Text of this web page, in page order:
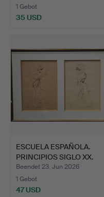
1 Gebot
35 USD
ESCUELA ESPAÑOLA.
PRINCIPIOS SIGLO XX.
Dam…
Beendet 23. Jun 2026
1 Gebot
47 USD